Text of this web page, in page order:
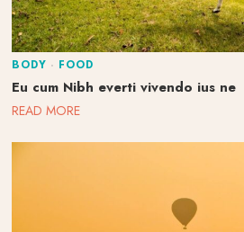
BODY · FOOD
Eu cum Nibh everti vivendo ius ne
READ MORE